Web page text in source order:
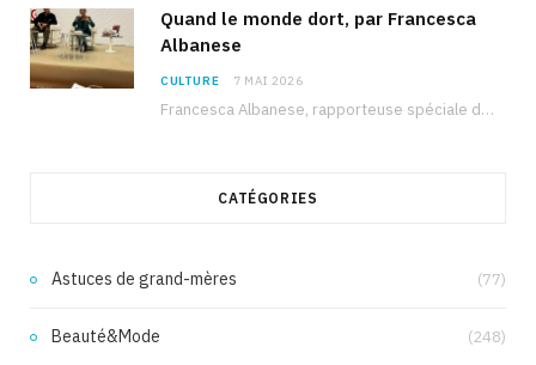
Quand le monde dort, par Francesca
Albanese
CULTURE 7 MAI 2026
Francesca Albanese, rapporteuse spéciale de l’ONU sur les territoires palestiniens occupés, était à Tunis pour…
CATÉGORIES
Astuces de grand-mères (77)
Beauté&Mode (248)